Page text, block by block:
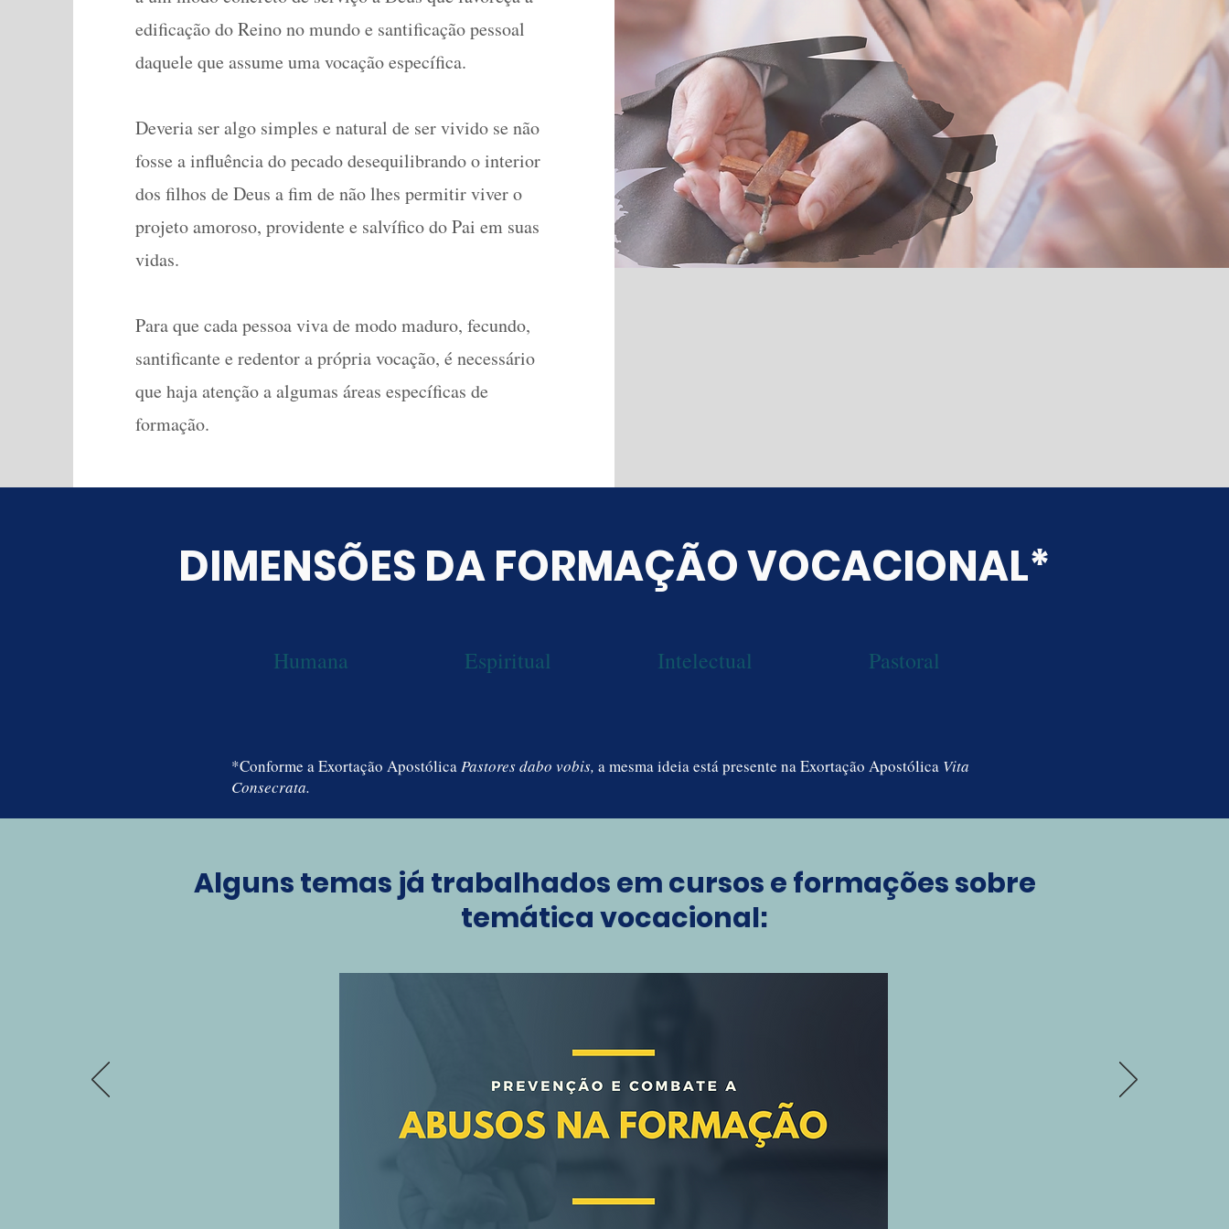
edificação do Reino no mundo e santificação pessoal
daquele que assume uma vocação específica.
Deveria ser algo simples e natural de ser vivido se não
fosse a influência do pecado desequilibrando o interior
dos filhos de Deus a fim de não lhes permitir viver o
projeto amoroso, providente e salvífico do Pai em suas
vidas.
Para que cada pessoa viva de modo maduro, fecundo,
santificante e redentor a própria vocação, é necessário
que haja atenção a algumas áreas específicas de
formação.
DIMENSÕES DA FORMAÇÃO VOCACIONAL*
Humana Espiritual Intelectual Pastoral
*Conforme a Exortação ApostólicaPastores dabo vobis, a mesma ideia está presente na Exortação Apostólica Vita
Consecrata.
Alguns temas já trabalhados em cursos e formações sobre
temática vocacional: